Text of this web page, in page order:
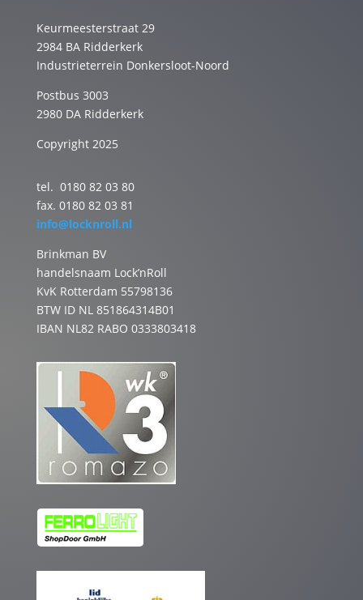
Keurmeesterstraat 29
2984 BA Ridderkerk
Industrieterrein Donkersloot-Noord
Postbus 3003
2980 DA Ridderkerk
Copyright 2025
tel. 0180 82 03 80
fax. 0180 82 03 81
info@locknroll.nl
Brinkman BV
handelsnaam Lock’nRoll
KvK Rotterdam 55798136
BTW ID NL 851864314B01
IBAN NL82 RABO 0333803418